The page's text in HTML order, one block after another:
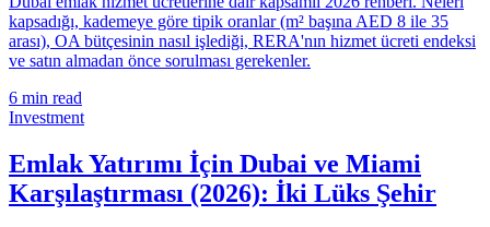
kapsadığı, kademeye göre tipik oranlar (m² başına AED 8 ile 35
arası), OA bütçesinin nasıl işlediği, RERA'nın hizmet ücreti endeksi
ve satın almadan önce sorulması gerekenler.
6 min read
Investment
Emlak Yatırımı İçin Dubai ve Miami
Karşılaştırması (2026): İki Lüks Şehir